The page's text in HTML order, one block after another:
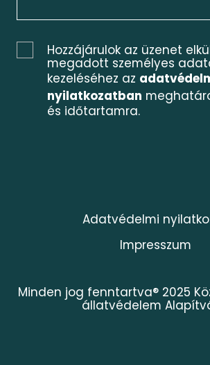
Hozzájárulok az üzenet
megadott személyes
kezeléséhez az
nyilatkozatban
és időtartamra.
Minden jog fenntartva® 2025
állatvédelem
Adatvédelmi
Impresszum